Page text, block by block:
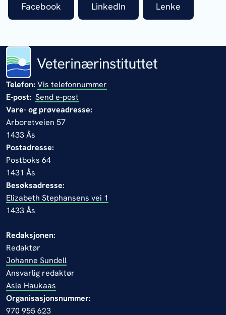
Facebook LinkedIn Lenke
Telefon: Vis telefonnummer
E-post: Send e-post
Vare- og prøveadresse:
Arboretveien 57
1433 Ås
Postadresse:
Postboks 64
1431 Ås
Besøksadresse:
Elizabeth Stephansens vei 1
1433 Ås
Redaksjonen:
Redaktør
Johanne Sundell
Ansvarlig redaktør
Asle Haukaas
Organisasjonsnummer:
970 955 623